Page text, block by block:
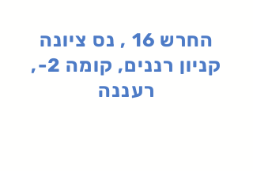
החרש 16 , נס ציונה
קניון רננים, קומה 2-,
רעננה